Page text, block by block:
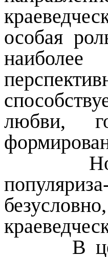
особая
любви,
Ноябрь
В